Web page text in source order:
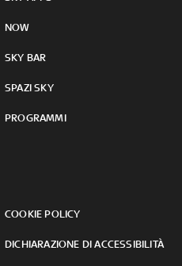
NOW
SKY BAR
SPAZI SKY
PROGRAMMI
COOKIE POLICY
DICHIARAZIONE DI ACCESSIBILITÀ